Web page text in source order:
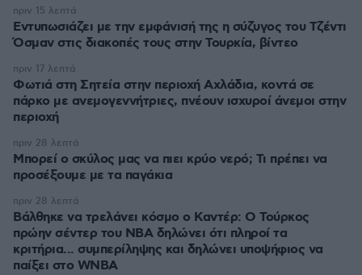
Εντυπωσιάζει με την εμφάνισή της η σύζυγος του Τζέντι
Όσμαν στις διακοπές τους στην Τουρκία, βίντεο
πριν 15 λεπτά
Φωτιά στη Σητεία στην περιοχή Αχλάδια, κοντά σε
πάρκο με ανεμογεννήτριες, πνέουν ισχυροί άνεμοι στην
περιοχή
πριν 17 λεπτά
Μπορεί ο σκύλος μας να πιει κρύο νερό; Τι πρέπει να
προσέξουμε με τα παγάκια
πριν 28 λεπτά
Βάλθηκε να τρελάνει κόσμο ο Καντέρ: Ο Τούρκος
πρώην σέντερ του NBA δηλώνει ότι πληροί τα
κριτήρια... συμπερίληψης και δηλώνει υποψήφιος να
παίξει στο WNBA
πριν 28 λεπτά